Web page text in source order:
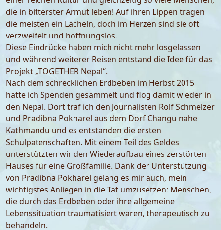
die in bitterster Armut leben! Auf ihren Lippen tragen
die meisten ein Lächeln, doch im Herzen sind sie oft
verzweifelt und hoffnungslos.
Diese Eindrücke haben mich nicht mehr losgelassen
und während weiterer Reisen entstand die Idee für das
Projekt „TOGETHER Nepal“.
Nach dem schrecklichen Erdbeben im Herbst 2015
hatte ich Spenden gesammelt und flog damit wieder in
den Nepal. Dort traf ich den Journalisten Rolf Schmelzer
und Pradibna Pokharel aus dem Dorf Changu nahe
Kathmandu und es entstanden die ersten
Schulpatenschaften. Mit einem Teil des Geldes
unterstützten wir den Wiederaufbau eines zerstörten
Hauses für eine Großfamilie. Dank der Unterstützung
von Pradibna Pokharel gelang es mir auch, mein
wichtigstes Anliegen in die Tat umzusetzen: Menschen,
die durch das Erdbeben oder ihre allgemeine
Lebenssituation traumatisiert waren, therapeutisch zu
behandeln.